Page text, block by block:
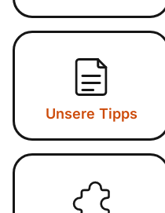
Unsere Tipps